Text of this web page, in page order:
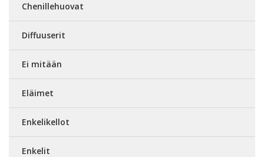
Chenillehuovat
Diffuuserit
Ei mitään
Eläimet
Enkelikellot
Enkelit